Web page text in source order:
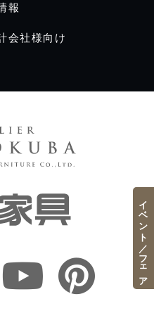
報
会社様向け
イベント／フェア